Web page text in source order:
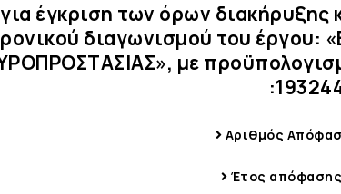
έγκριση των όρων
διαγωνισμού του
με
Αριθμός
Έτος